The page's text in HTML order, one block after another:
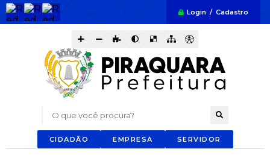
Login / Cadastro
O que você procura?
CIDADÃO EMPRESA SERVIDOR